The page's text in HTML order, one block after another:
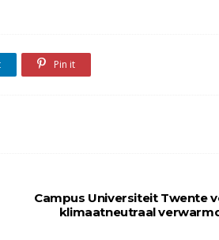
Pin it
Campus Universiteit Twente
klimaatneutraal